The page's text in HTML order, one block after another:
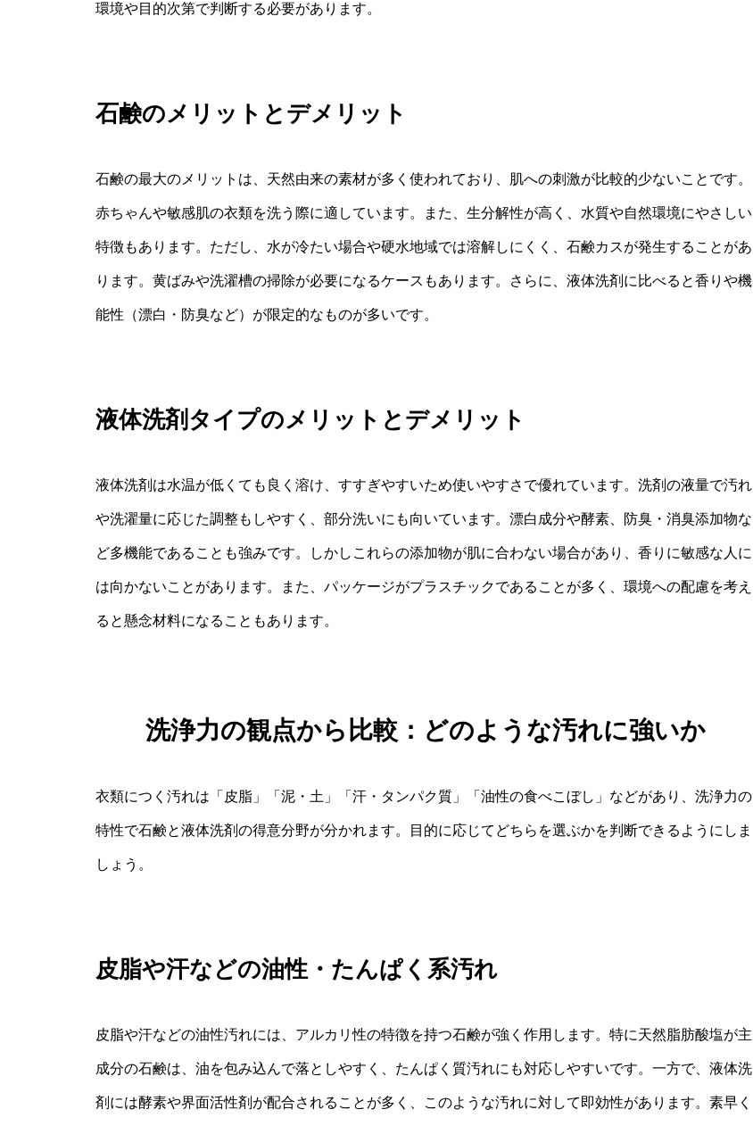
環境や目的次第で判断する必要があります。
石鹸のメリットとデメリット
石鹸の最大のメリットは、天然由来の素材が多く使われており、肌への刺激が比較的少ないことです。
赤ちゃんや敏感肌の衣類を洗う際に適しています。また、生分解性が高く、水質や自然環境にやさしい
特徴もあります。ただし、水が冷たい場合や硬水地域では溶解しにくく、石鹸カスが発生することがあ
ります。黄ばみや洗濯槽の掃除が必要になるケースもあります。さらに、液体洗剤に比べると香りや機
能性（漂白・防臭など）が限定的なものが多いです。
液体洗剤タイプのメリットとデメリット
液体洗剤は水温が低くても良く溶け、すすぎやすいため使いやすさで優れています。洗剤の液量で汚れ
や洗濯量に応じた調整もしやすく、部分洗いにも向いています。漂白成分や酵素、防臭・消臭添加物な
ど多機能であることも強みです。しかしこれらの添加物が肌に合わない場合があり、香りに敏感な人に
は向かないことがあります。また、パッケージがプラスチックであることが多く、環境への配慮を考え
ると懸念材料になることもあります。
洗浄力の観点から比較：どのような汚れに強いか
衣類につく汚れは「皮脂」「泥・土」「汗・タンパク質」「油性の食べこぼし」などがあり、洗浄力の
特性で石鹸と液体洗剤の得意分野が分かれます。目的に応じてどちらを選ぶかを判断できるようにしま
しょう。
皮脂や汗などの油性・たんぱく系汚れ
皮脂や汗などの油性汚れには、アルカリ性の特徴を持つ石鹸が強く作用します。特に天然脂肪酸塩が主
成分の石鹸は、油を包み込んで落としやすく、たんぱく質汚れにも対応しやすいです。一方で、液体洗
剤には酵素や界面活性剤が配合されることが多く、このような汚れに対して即効性があります。素早く